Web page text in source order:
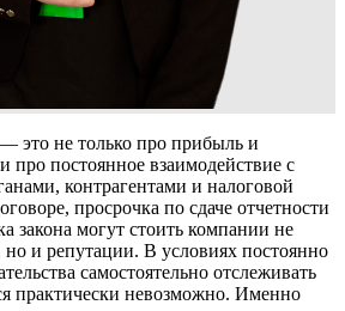
это не только про прибыль и
про постоянное взаимодействие с
контрагентами и налоговой
просрочка по сдаче отчетности
закона могут стоить компании не
и репутации. В условиях постоянно
самостоятельно отслеживать
практически невозможно. Именно